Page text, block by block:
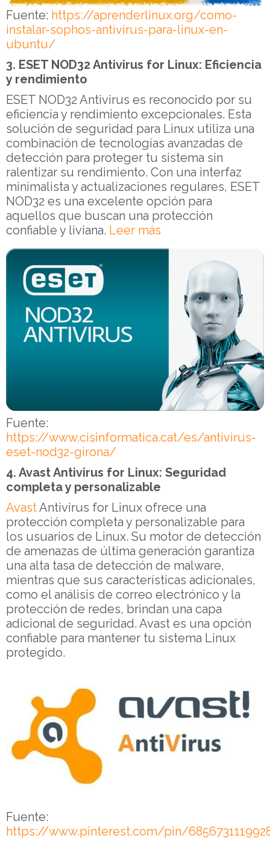
Fuente: https://aprenderlinux.org/como-
instalar-sophos-antivirus-para-linux-en-
ubuntu/
3. ESET NOD32 Antivirus for Linux: Eficiencia
y rendimiento
ESET NOD32 Antivirus es reconocido por su
eficiencia y rendimiento excepcionales. Esta
solución de seguridad para Linux utiliza una
combinación de tecnologías avanzadas de
detección para proteger tu sistema sin
ralentizar su rendimiento. Con una interfaz
minimalista y actualizaciones regulares, ESET
NOD32 es una excelente opción para
aquellos que buscan una protección
confiable y liviana. Leer más
Fuente:
https://www.cisinformatica.cat/es/antivirus-
eset-nod32-girona/
4. Avast Antivirus for Linux: Seguridad
completa y personalizable
AvastAntivirus for Linux ofrece una
protección completa y personalizable para
los usuarios de Linux. Su motor de detección
de amenazas de última generación garantiza
una alta tasa de detección de malware,
mientras que sus características adicionales,
como el análisis de correo electrónico y la
protección de redes, brindan una capa
adicional de seguridad. Avast es una opción
confiable para mantener tu sistema Linux
protegido.
Fuente:
https://www.pinterest.com/pin/